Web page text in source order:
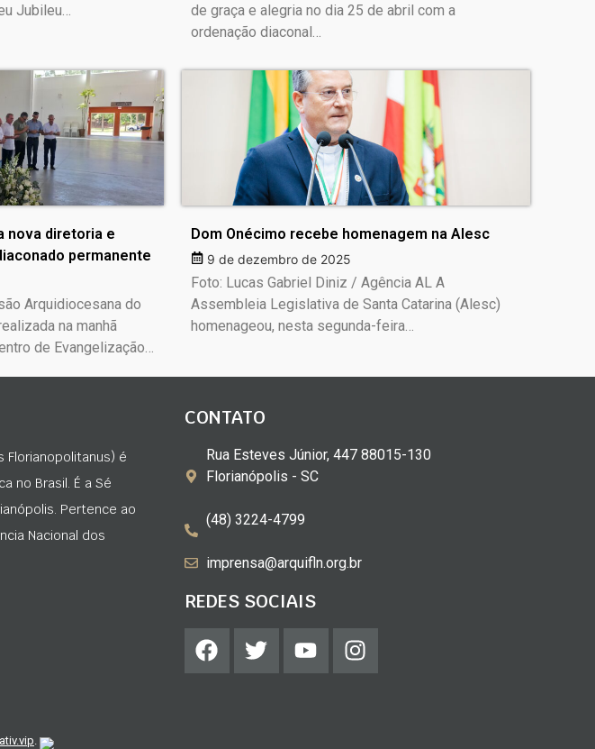
Jubileu…
de graça e alegria no dia 25 de abril com a
ordenação diaconal…
nova diretoria e
permanente
Arquidiocesana do
na manhã
de Evangelização…
Dom Onécimo recebe homenagem na Alesc
9 de dezembro de 2025
Foto: Lucas Gabriel Diniz / Agência AL A
Assembleia Legislativa de Santa Catarina (Alesc)
homenageou, nesta segunda-feira…
Florianopolitanus) é
no Brasil. É a Sé
Pertence ao
Nacional dos
CONTATO
Rua Esteves Júnior, 447 88015-130
Florianópolis - SC
(48) 3224-4799
imprensa@arquifln.org.br
REDES SOCIAIS